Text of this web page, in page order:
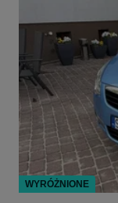
WYRÓŻNIONE